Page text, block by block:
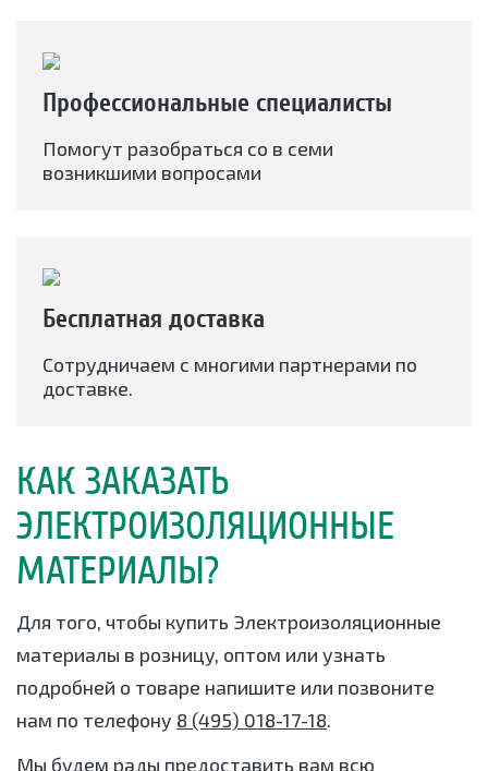
Профессиональные специалисты
Помогут разобраться со в семи
возникшими вопросами
Бесплатная доставка
Сотрудничаем с многими партнерами по
доставке.
КАК ЗАКАЗАТЬ
ЭЛЕКТРОИЗОЛЯЦИОННЫЕ
МАТЕРИАЛЫ?
Для того, чтобы купить Электроизоляционные
материалы в розницу, оптом или узнать
подробней о товаре напишите или позвоните
нам по телефону 8 (495) 018-17-18.
Мы будем рады предоставить вам всю